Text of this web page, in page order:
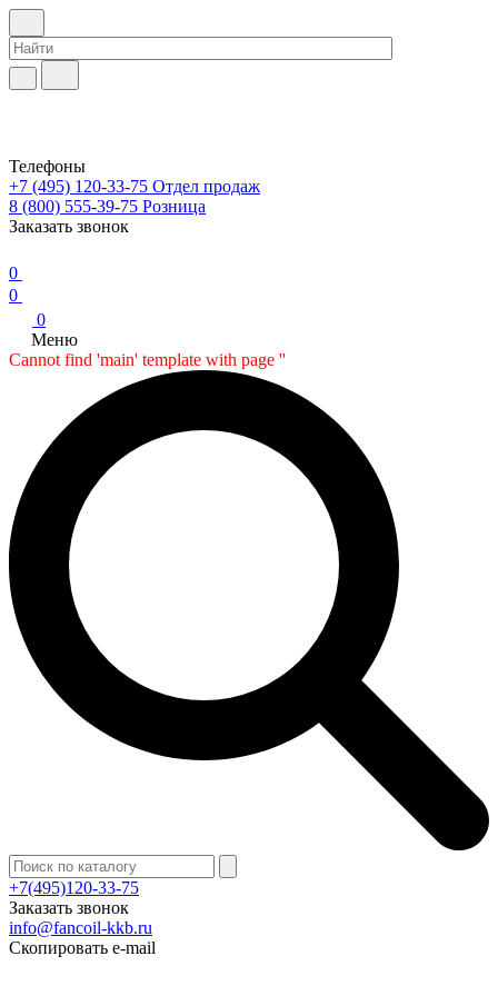
Телефоны
+7 (495) 120-33-75 Отдел продаж
8 (800) 555-39-75 Розница
Заказать звонок
0
0
0
Меню
Cannot find 'main' template with page ''
+7(495)120-33-75
Заказать звонок
info@fancoil-kkb.ru
Скопировать e-mail